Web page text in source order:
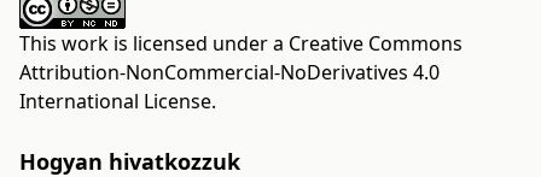
This work is licensed under a Creative Commons
Attribution-NonCommercial-NoDerivatives 4.0
International License.
Hogyan hivatkozzuk